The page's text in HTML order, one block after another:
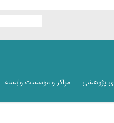
پژوهشی مراکز و مؤسسات وابسته